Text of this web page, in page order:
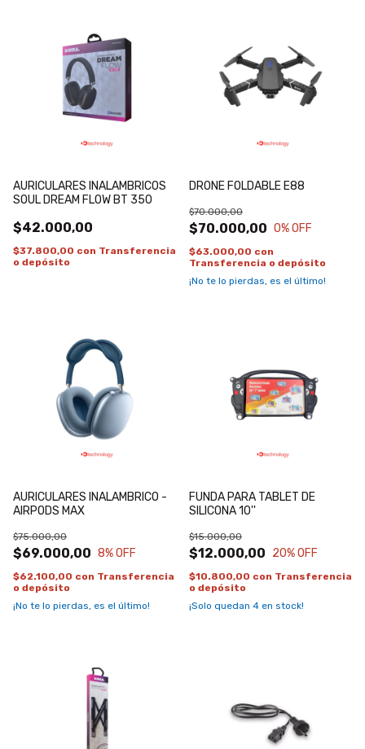
AURICULARES INALAMBRICOS
SOUL DREAM FLOW BT 350
$42.000,00
$37.800,00 con Transferencia
o depósito
DRONE FOLDABLE E88
$70.000,00
$70.000,00
0% OFF
$63.000,00 con
Transferencia o depósito
¡No te lo pierdas, es el último!
AURICULARES INALAMBRICO -
AIRPODS MAX
$69.000,00
$75.000,00
8% OFF
$62.100,00 con Transferencia
o depósito
¡No te lo pierdas, es el último!
FUNDA PARA TABLET DE
SILICONA 10''
$12.000,00
$15.000,00
20% OFF
$10.800,00 con Transferencia
o depósito
¡Solo quedan 4 en stock!